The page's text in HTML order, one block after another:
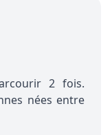
2 fois.
nées entre